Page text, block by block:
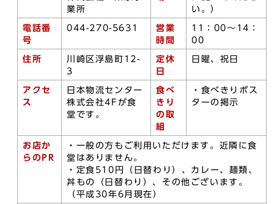
業所
い。）
電話番
号
044-270-5631
営業
時間
11：00～14：
00
住所
川崎区浮島町12-
3
定休
日
日曜、祝日
アクセ
ス
日本物流センター
株式会社4Fが食
堂です。
食べ
きり
の取
組
・食べきりポス
ターの掲示
お店か
らのPR
・一般の方もご利用いただけます。近隣に食
堂はありません。
・定食510円（日替わり）、カレー、麺類、
丼もの（日替わり）、その他ございます。
（平成30年6月現在）